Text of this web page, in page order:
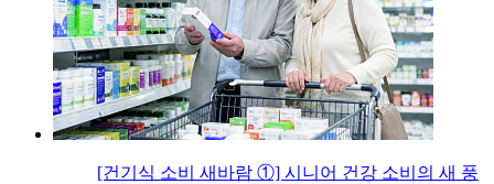
[건기식 소비 새바람 ①] 시니어 건강 소비의 새 풍